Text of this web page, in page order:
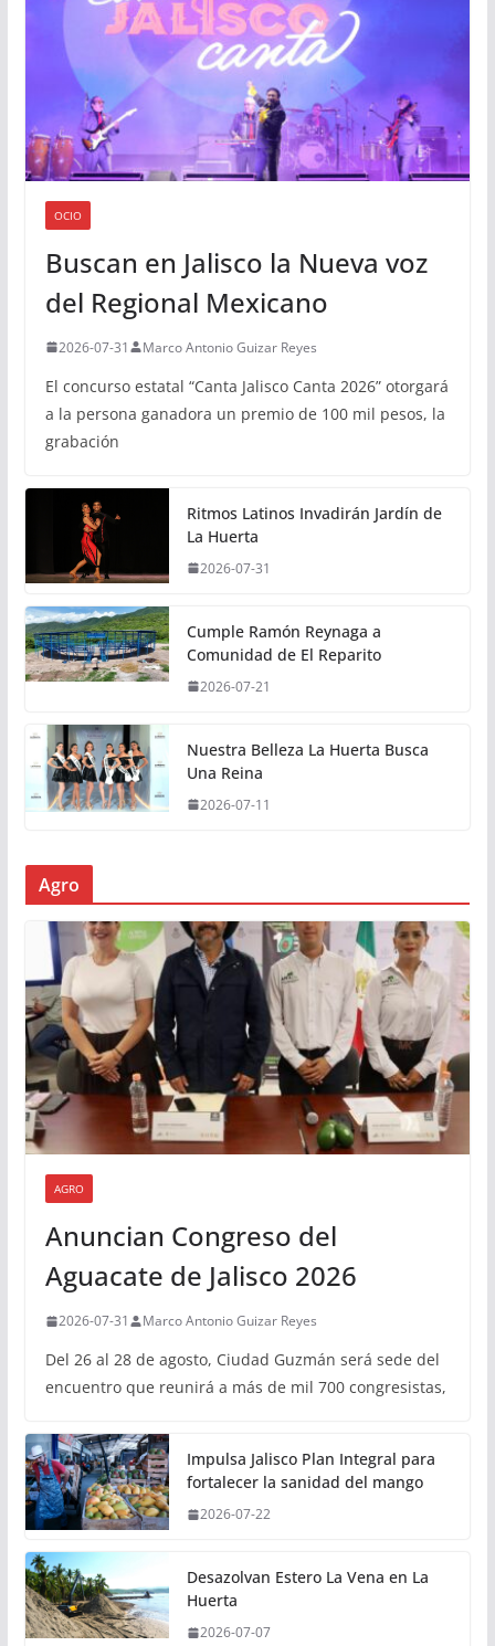
OCIO
Buscan en Jalisco la Nueva voz
del Regional Mexicano
2026-07-31 Marco Antonio Guizar Reyes
El concurso estatal “Canta Jalisco Canta 2026” otorgará
a la persona ganadora un premio de 100 mil pesos, la
grabación
Ritmos Latinos Invadirán Jardín de
La Huerta
2026-07-31
Cumple Ramón Reynaga a
Comunidad de El Reparito
2026-07-21
Nuestra Belleza La Huerta Busca
Una Reina
2026-07-11
Agro
AGRO
Anuncian Congreso del
Aguacate de Jalisco 2026
2026-07-31 Marco Antonio Guizar Reyes
Del 26 al 28 de agosto, Ciudad Guzmán será sede del
encuentro que reunirá a más de mil 700 congresistas,
Impulsa Jalisco Plan Integral para
fortalecer la sanidad del mango
2026-07-22
Desazolvan Estero La Vena en La
Huerta
2026-07-07